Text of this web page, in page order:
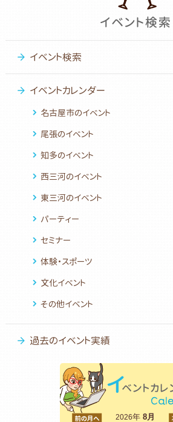
イベント検索
イベントカレンダー
名古屋市のイベント
尾張のイベント
知多のイベント
西三河のイベント
東三河のイベント
パーティー
セミナー
体験・スポーツ
文化イベント
その他イベント
過去のイベント実績
2026年8月